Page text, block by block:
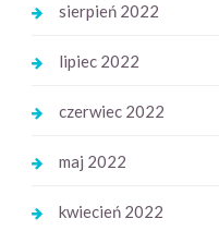
sierpień 2022
lipiec 2022
czerwiec 2022
maj 2022
kwiecień 2022